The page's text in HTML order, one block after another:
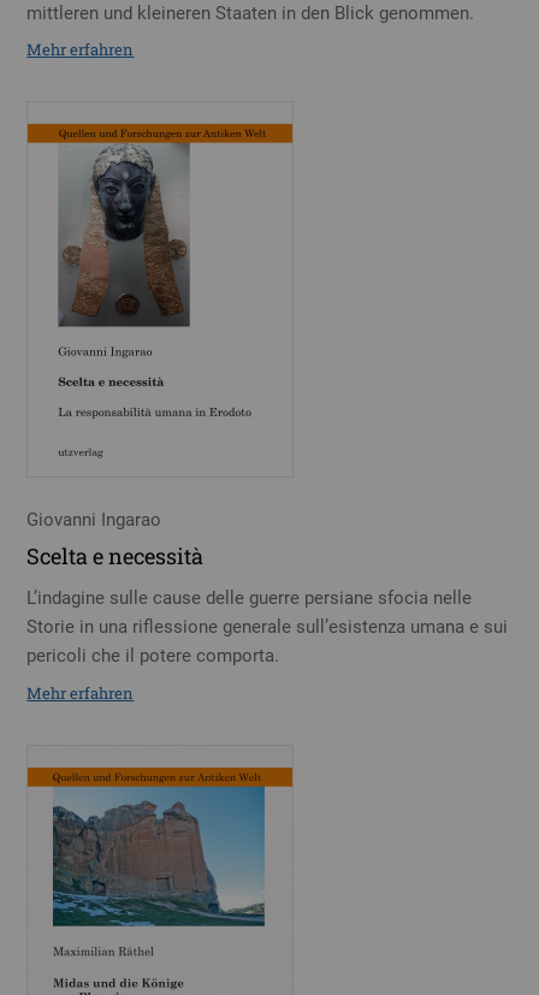
mittleren und kleineren Staaten in den Blick genommen.
Mehr erfahren
Giovanni Ingarao
Scelta e necessità
L’indagine sulle cause delle guerre persiane sfocia nelle
Storie in una riflessione generale sull’esistenza umana e sui
pericoli che il potere comporta.
Mehr erfahren